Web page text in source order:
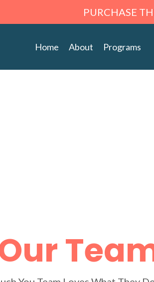
PURCHASE
Home About Programs